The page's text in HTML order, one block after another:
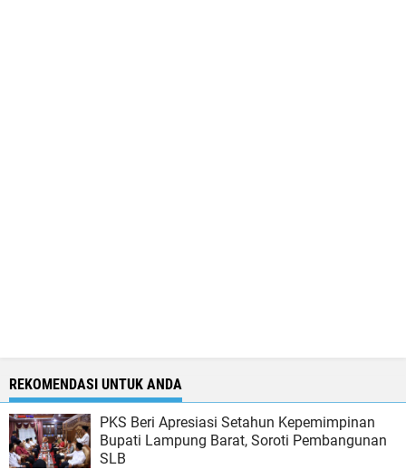
REKOMENDASI UNTUK ANDA
PKS Beri Apresiasi Setahun Kepemimpinan
Bupati Lampung Barat, Soroti Pembangunan
SLB